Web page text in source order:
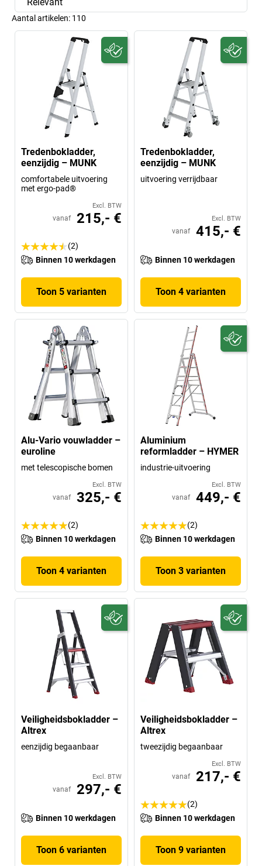
Aantal artikelen: 110
Tredenbokladder,
eenzijdig – MUNK
comfortabele uitvoering
met ergo-pad®
Excl. BTW
vanaf 215,- €
(2)
Binnen 10 werkdagen
Toon 5 varianten
Tredenbokladder,
eenzijdig – MUNK
uitvoering verrijdbaar
Excl. BTW
vanaf 415,- €
Binnen 10 werkdagen
Toon 4 varianten
Alu-Vario vouwladder –
euroline
met telescopische bomen
Excl. BTW
vanaf 325,- €
(2)
Binnen 10 werkdagen
Toon 4 varianten
Aluminium
reformladder – HYMER
industrie-uitvoering
Excl. BTW
vanaf 449,- €
(2)
Binnen 10 werkdagen
Toon 3 varianten
Veiligheidsbokladder –
Altrex
eenzijdig begaanbaar
Excl. BTW
vanaf 297,- €
Binnen 10 werkdagen
Toon 6 varianten
Veiligheidsbokladder –
Altrex
tweezijdig begaanbaar
Excl. BTW
vanaf 217,- €
(2)
Binnen 10 werkdagen
Toon 9 varianten